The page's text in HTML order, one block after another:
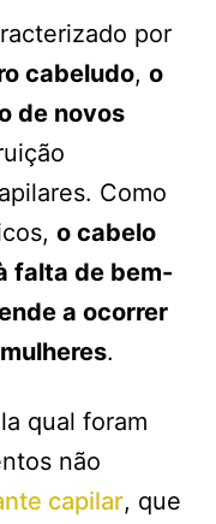
por
cabeludo, o
de novos
Como
o cabelo
falta de bem-
a ocorrer
.
qual foram
não
capilar, que